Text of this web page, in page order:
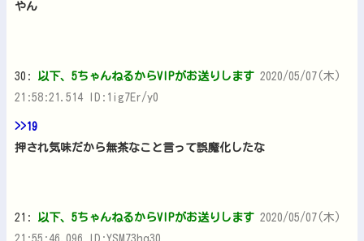
やん
30: 以下、5ちゃんねるからVIPがお送りします 2020/05/07(木)
21:58:21.514 ID:1ig7Er/y0
>>19
押され気味だから無茶なこと言って誤魔化したな
21: 以下、5ちゃんねるからVIPがお送りします 2020/05/07(木)